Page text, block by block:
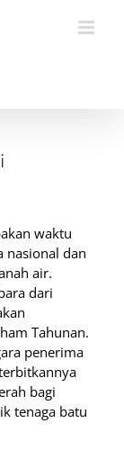
waktu
nasional dan
air.
dari
Tahunan.
penerima
bagi
tenaga batu